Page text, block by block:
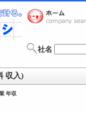
社名
収入)
年収